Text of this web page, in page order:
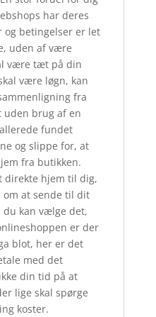
har deres
og betingelser er let
uden af være
være tæt på din
være løgn, kan
fra
uden brug af en
fundet
og slippe for, at
fra butikken.
direkte hjem til dig,
om at sende til dit
kan vælge det,
er der
blot, her er det
med det
din tid på at
lige skal spørge
koster.